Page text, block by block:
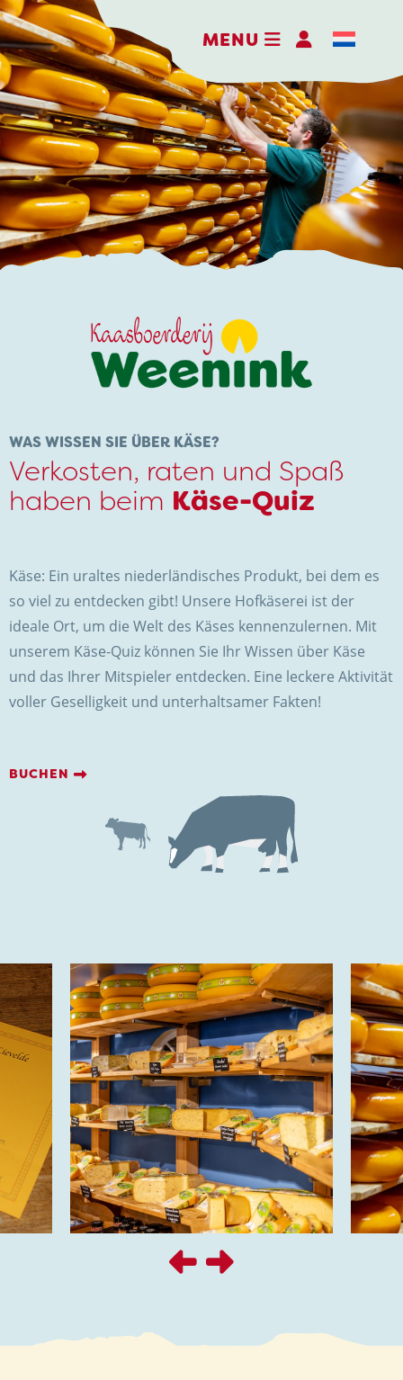
MENU
DER ERLEBNISBAUERNHOF
DIE KÄSEREI
DIE BRENNEREI
HOFLADEN
WEBSHOP
KONTAKT
Hofkäserei Weenink
Elmersweg 3
7137 HG Lievelde
Niederlande
+31 (0)544 37 14 46
2026
WAS WISSEN SIE ÜBER KÄSE?
Verkosten, raten und Spaß
haben beim Käse-Quiz
Käse: Ein uraltes niederländisches Produkt, bei dem es
so viel zu entdecken gibt! Unsere Hofkäserei ist der
ideale Ort, um die Welt des Käses kennenzulernen. Mit
unserem Käse-Quiz können Sie Ihr Wissen über Käse
und das Ihrer Mitspieler entdecken. Eine leckere Aktivität
voller Geselligkeit und unterhaltsamer Fakten!
BUCHEN